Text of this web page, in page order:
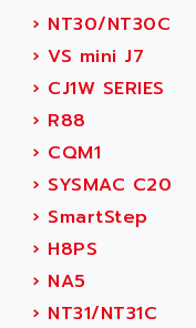
ALTIVAR 66
AE
AE&T
AEC
AEE
AEEON
AEES
AEG
AEL CRYSTALS
› NT30/NT30C
› VS mini J7
› CJ1W SERIES
› R88
› CQM1
› SYSMAC C20
› SmartStep
› H8PS
› NA5
› NT31/NT31C